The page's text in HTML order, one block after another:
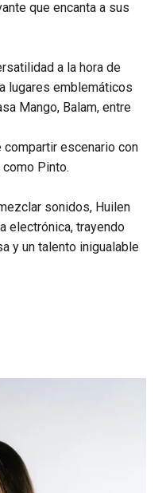
que encanta a sus
a la hora de
lugares emblemáticos
Mango, Balam, entre
compartir escenario con
Pinto.
sonidos, Huilen
electrónica, trayendo
y un talento inigualable